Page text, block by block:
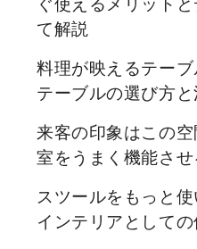
ぐ使えるメリット
て解説
料理が映えるテー
テーブルの選び方
来客の印象はこの
室をうまく機能させ
スツールをもっと
インテリアとして